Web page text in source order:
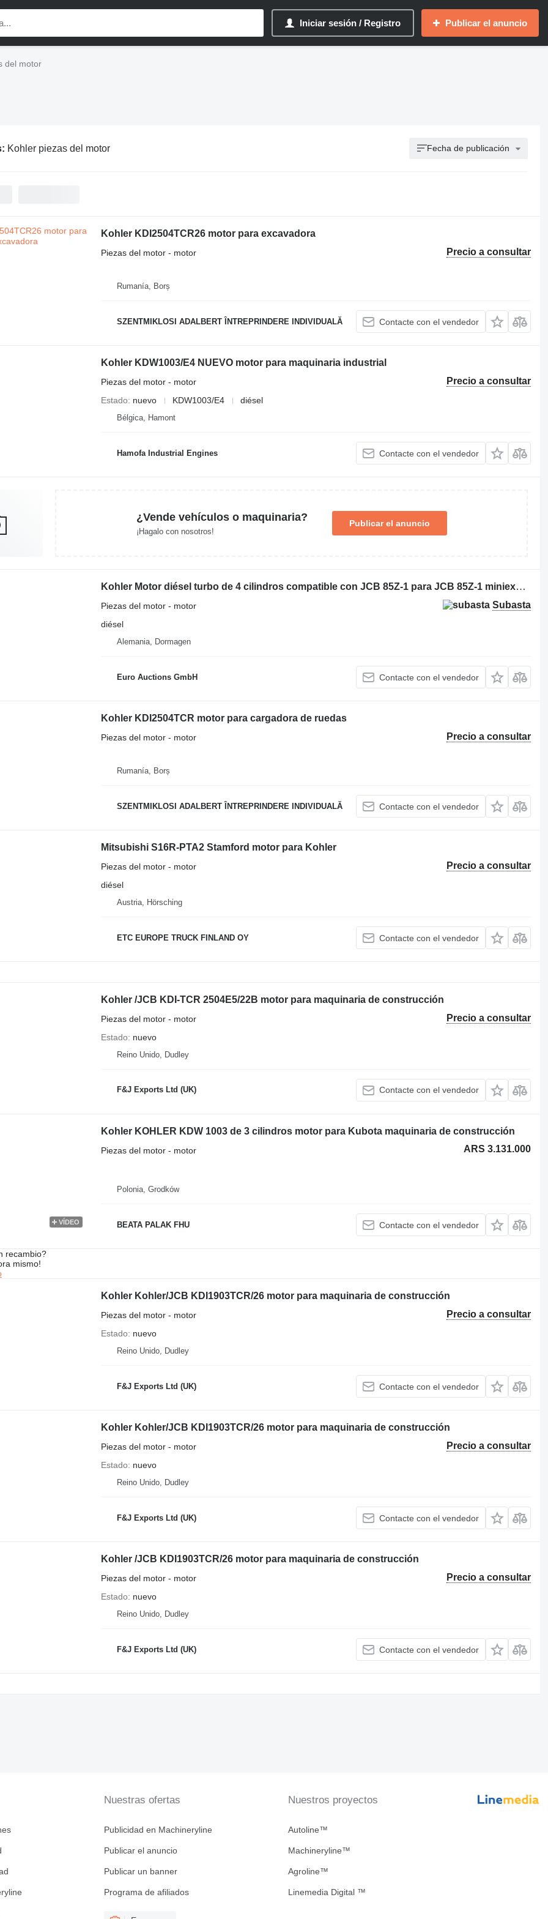
Iniciar sesión / Registro Publicar el anuncio
del motor
Kohler piezas del motor Fecha de publicación
Kohler KDI2504TCR26 motor para excavadora
Precio a consultar
Piezas del motor - motor
Rumanía, Borș
SZENTMIKLOSI ADALBERT ÎNTREPRINDERE INDIVIDUALĂ Contacte con el vendedor
Kohler KDW1003/E4 NUEVO motor para maquinaria industrial
Precio a consultar
Piezas del motor - motor
Estado
nuevo KDW1003/E4 diésel
Bélgica, Hamont
Hamofa Industrial Engines Contacte con el vendedor
¿Vende vehículos o maquinaria?
¡Hagalo con nosotros!
Publicar el anuncio
Kohler Motor diésel turbo de 4 cilindros compatible con JCB 85Z-1 para JCB 85Z-1 miniexcavadora
Subasta
Piezas del motor - motor
diésel
Alemania, Dormagen
Euro Auctions GmbH Contacte con el vendedor
Kohler KDI2504TCR motor para cargadora de ruedas
Precio a consultar
Piezas del motor - motor
Rumanía, Borș
SZENTMIKLOSI ADALBERT ÎNTREPRINDERE INDIVIDUALĂ Contacte con el vendedor
Mitsubishi S16R-PTA2 Stamford motor para Kohler
Precio a consultar
Piezas del motor - motor
diésel
Austria, Hörsching
ETC EUROPE TRUCK FINLAND OY Contacte con el vendedor
Kohler /JCB KDI-TCR 2504E5/22B motor para maquinaria de construcción
Precio a consultar
Piezas del motor - motor
Estado
nuevo
Reino Unido, Dudley
F&J Exports Ltd (UK) Contacte con el vendedor
VÍDEO
Kohler KOHLER KDW 1003 de 3 cilindros motor para Kubota maquinaria de construcción
ARS 3.131.000
Piezas del motor - motor
Polonia, Grodków
BEATA PALAK FHU Contacte con el vendedor
recambio?
mismo!
Kohler Kohler/JCB KDI1903TCR/26 motor para maquinaria de construcción
Precio a consultar
Piezas del motor - motor
Estado
nuevo
Reino Unido, Dudley
F&J Exports Ltd (UK) Contacte con el vendedor
Kohler Kohler/JCB KDI1903TCR/26 motor para maquinaria de construcción
Precio a consultar
Piezas del motor - motor
Estado
nuevo
Reino Unido, Dudley
F&J Exports Ltd (UK) Contacte con el vendedor
Kohler /JCB KDI1903TCR/26 motor para maquinaria de construcción
Precio a consultar
Piezas del motor - motor
Estado
nuevo
Reino Unido, Dudley
F&J Exports Ltd (UK) Contacte con el vendedor
Nuestras ofertas
Publicidad en Machineryline
Publicar el anuncio
Publicar un banner
Programa de afiliados
Nuestros proyectos
Autoline™
Machineryline™
Agroline™
Linemedia Digital ™